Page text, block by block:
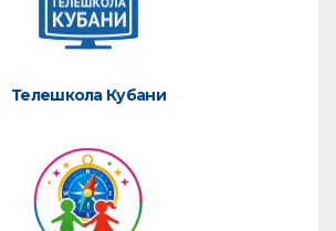
Телешкола Кубани